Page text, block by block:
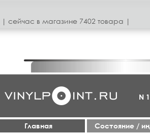
| сeйчас в магазинe 7402 товара |
N
Главная Cостояние /